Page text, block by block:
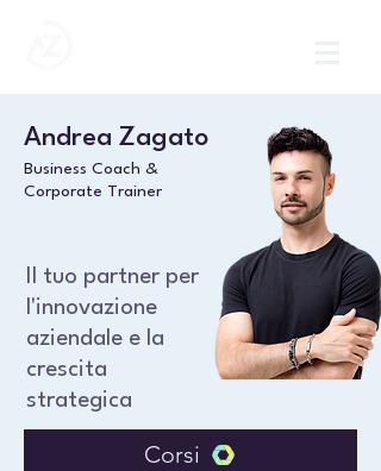
Andrea Zagato
Business Coach &
Corporate Trainer
Il tuo partner per
l'innovazione
aziendale e la
crescita
strategica
Corsi